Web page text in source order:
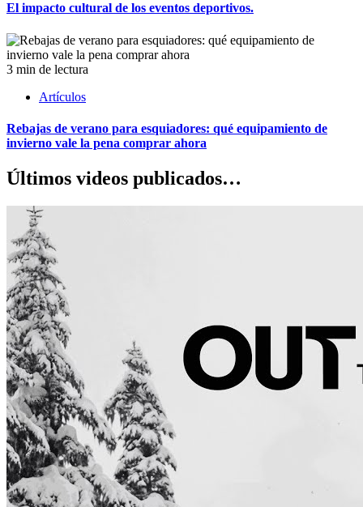
El impacto cultural de los eventos deportivos.
3 min de lectura
Artículos
Rebajas de verano para esquiadores: qué equipamiento de
invierno vale la pena comprar ahora
Últimos videos publicados…